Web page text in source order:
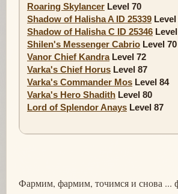
Roaring Skylancer Level 70
Shadow of Halisha A ID 25339 Level
Shadow of Halisha C ID 25346
Shilen's Messenger Cabrio Level 70
Vanor Chief KandraLevel 72
Varka's Chief Horus Level 87
Varka's Commander Mos Level 84
Varka's Hero Shadith Level 80
Lord of Splendor Anays Level 87
Фармим, фармим, точимся и снова ...